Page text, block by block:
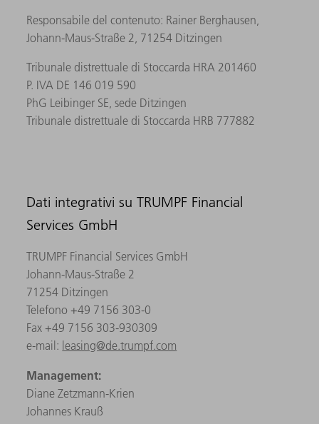
Responsabile del contenuto: Rainer Berghausen,
Johann-Maus-Straße 2, 71254 Ditzingen
Tribunale distrettuale di Stoccarda HRA 201460
P. IVA DE 146 019 590
PhG Leibinger SE, sede Ditzingen
Tribunale distrettuale di Stoccarda HRB 777882
Dati integrativi su TRUMPF Financial
Services GmbH
TRUMPF Financial Services GmbH
Johann-Maus-Straße 2
71254 Ditzingen
Telefono +49 7156 303-0
Fax +49 7156 303-930309
e-mail: leasing@de.trumpf.com
Management:
Diane Zetzmann-Krien
Johannes Krauß